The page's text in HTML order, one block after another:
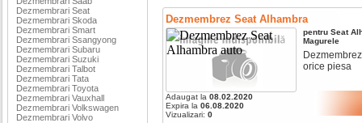
Dezmembrari Seat
Dezmembrari Skoda
Dezmembrari Smart
Dezmembrari Ssangyong
Dezmembrari Subaru
Dezmembrari Suzuki
Dezmembrari Talbot
Dezmembrari Tata
Dezmembrari Toyota
Dezmembrari Vauxhall
Dezmembrari Volkswagen
Dezmembrari Volvo
Dezmembrez Seat Alhambra
Adaugat la 08.02.2020
Expira la 06.08.2020
Vizualizari: 0
pentru Seat
Magurele
orice piesa